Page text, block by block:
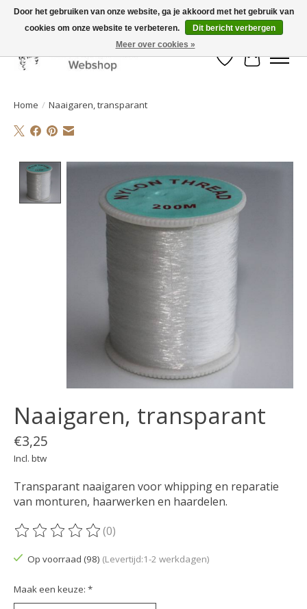
Mooi werk, snelle levering!
Verlanglijst
Home / Naaigaren, transparant
Product image slideshow Items
Naaigaren, transparant
€3,25
Incl. btw
Transparant naaigaren voor whipping en reparatie
van monturen, haarwerken en haardelen.
De beoordeling van dit product is
(0)
Op voorraad (98) (Levertijd:1-2 werkdagen)
Maak een keuze: *
Door het gebruiken van onze website, ga je akkoord met het gebruik van
cookies om onze website te verbeteren.
Dit bericht verbergen
Meer over cookies »